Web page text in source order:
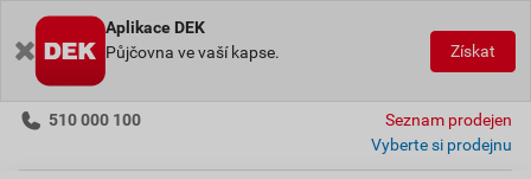
Aplikace DEK
Půjčovna ve vaší kapse.
Získat
510 000 100
Seznam prodejen
Vyberte si prodejnu